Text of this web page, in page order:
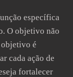
específica
O objetivo não
é
cada ação de
fortalecer